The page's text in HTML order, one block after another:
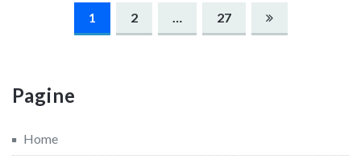
Navigazione
articoli
1 2 … 27
Pagine
Home